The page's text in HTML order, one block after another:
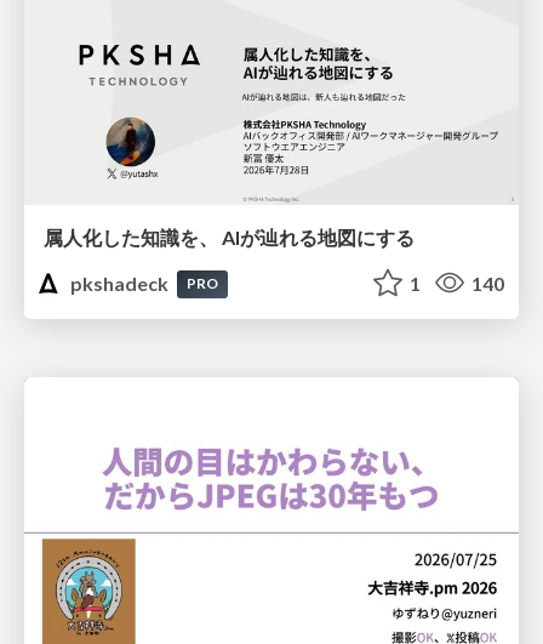
属人化した知識を、 AIが辿れる地図にする
pkshadeck
PRO 1 140